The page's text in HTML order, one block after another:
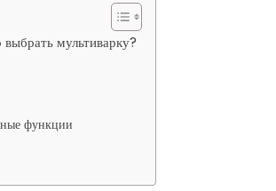
мультиварку?
функции